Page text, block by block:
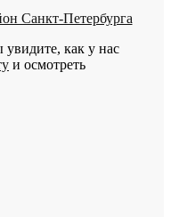
увидите, как у нас
и осмотреть